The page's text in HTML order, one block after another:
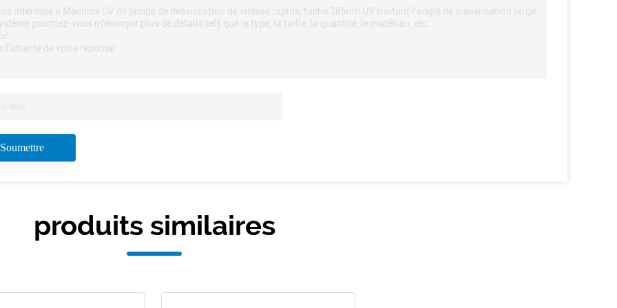
intéressé à Machine UV de lampe de dessiccateur de vitesse rapide, tache 385nm UV traitant l'angle de visualisation large
pourriez-vous m'envoyer plus de détails tels que le type, la taille, la quantité, le matériau, etc.
l'attente de votre réponse.
Soumettre
produits similaires